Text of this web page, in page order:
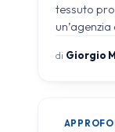
tessuto
di Giorgio